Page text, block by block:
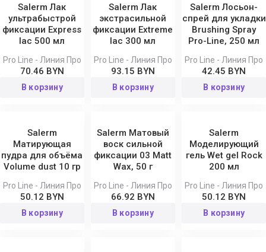
Salerm Лак
ультрабыстрой
фиксации Express
lac 500 мл
Pro Line - Линия Про
70.46 BYN
В корзину
Salerm Лак
экстрасильной
фиксации Extreme
lac 300 мл
Pro Line - Линия Про
93.15 BYN
В корзину
Salerm Лосьон-
спрей для укладки
Brushing Spray
Pro-Line, 250 мл
Pro Line - Линия Про
42.45 BYN
В корзину
Salerm
Матирующая
пудра для объёма
Volume dust 10 гр
Pro Line - Линия Про
50.12 BYN
В корзину
Salerm Матовый
воск сильной
фиксации 03 Matt
Wax, 50 г
Pro Line - Линия Про
66.92 BYN
В корзину
Salerm
Моделирующий
гель Wet gel Rock
200 мл
Pro Line - Линия Про
50.12 BYN
В корзину